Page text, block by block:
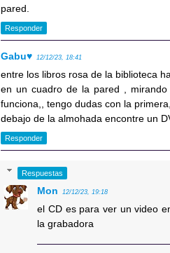
pared.
Responder
Gabu♥ 12/12/23, 18:41
entre los libros rosa de la biblioteca
en un cuadro de la pared ,
funciona,, tengo dudas con la
debajo de la almohada encontre un
Responder
Respuestas
Mon 12/12/23, 19:18
el CD es para ver un video
la grabadora